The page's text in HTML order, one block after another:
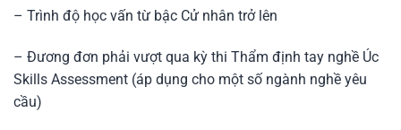
– Trình độ học vấn từ bậc Cử nhân trở lên
– Đương đơn phải vượt qua kỳ thi Thẩm định tay nghề Úc
Skills Assessment (áp dụng cho một số ngành nghề yêu
cầu)